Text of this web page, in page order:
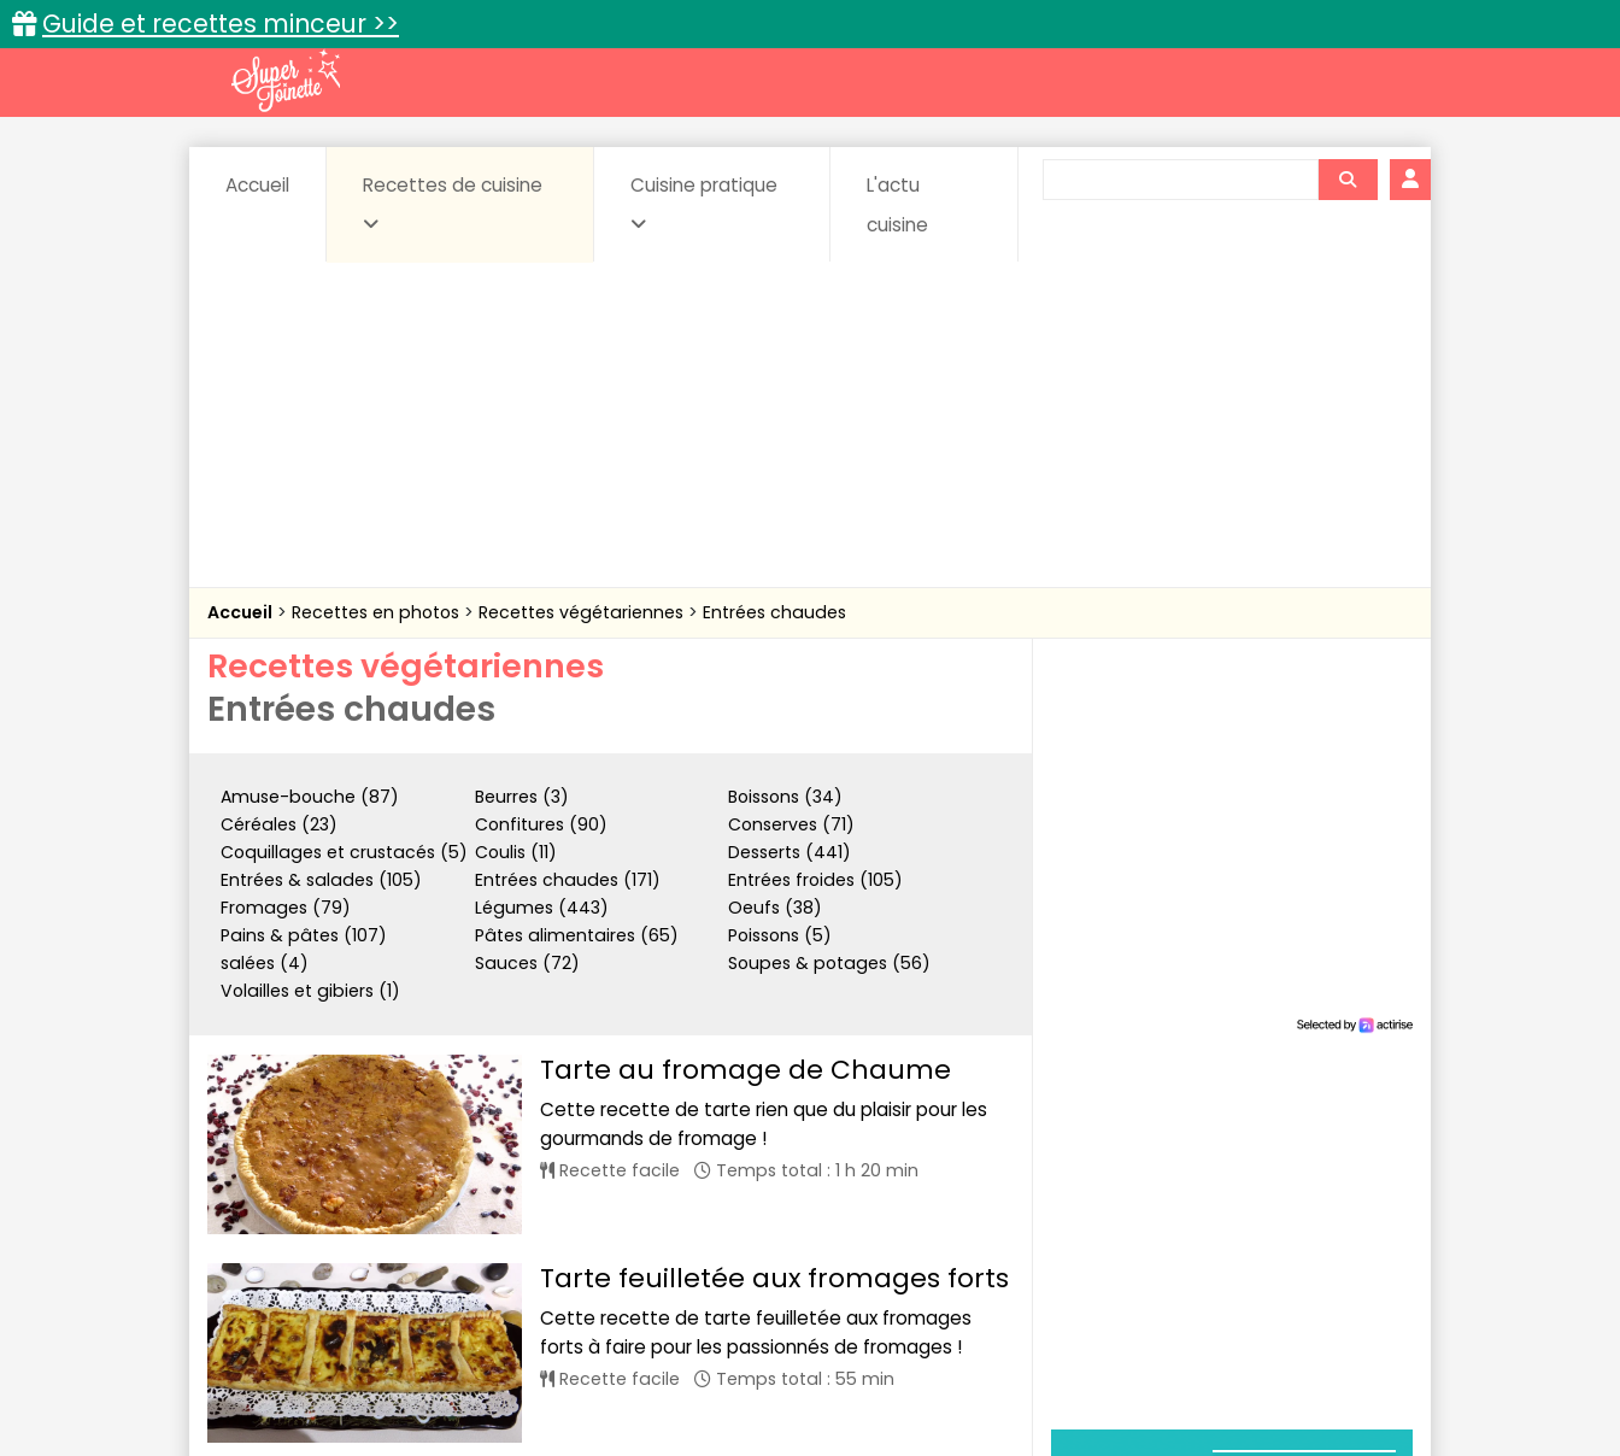
Guide et recettes minceur >>
Accueil Recettes de cuisine Cuisine pratique
L'actu
cuisine
Accueil Recettes en photos Recettes végétariennes Entrées chaudes
Recettes végétariennes
Entrées chaudes
Amuse-bouche (87) Beurres (3)
Boissons (34)
Céréales (23)
Confitures (90)
Conserves (71)
Coquillages et crustacés (5) Coulis (11)
Desserts (441)
Entrées & salades (105)
Entrées chaudes (171)
Entrées froides (105)
Fromages (79)
Légumes (443)
Oeufs (38)
Pains & pâtes (107)
Pâtes alimentaires (65)
Poissons (5)
salées (4)
Sauces (72)
Soupes & potages (56)
Volailles et gibiers (1)
Tarte au fromage de Chaume
Cette recette de tarte rien que du plaisir pour les
gourmands de fromage !
Recette facile Temps total : 1 h 20 min
Tarte feuilletée aux fromages forts
Cette recette de tarte feuilletée aux fromages
forts à faire pour les passionnés de fromages !
Recette facile Temps total : 55 min